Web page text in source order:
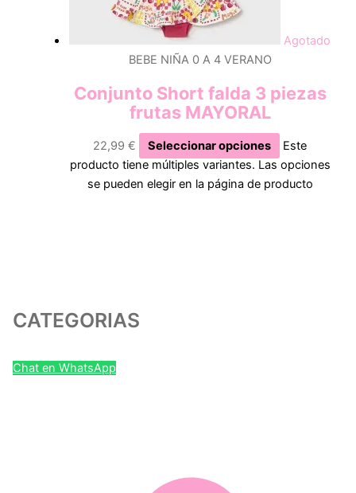
CATEGORIAS
Chat en WhatsApp
Agotado
BEBE NIÑA 0 A 4 VERANO
Conjunto Short falda 3 piezas
frutas MAYORAL
22,99€ Seleccionar opciones
Este
producto tiene múltiples variantes. Las opciones
se pueden elegir en la página de producto